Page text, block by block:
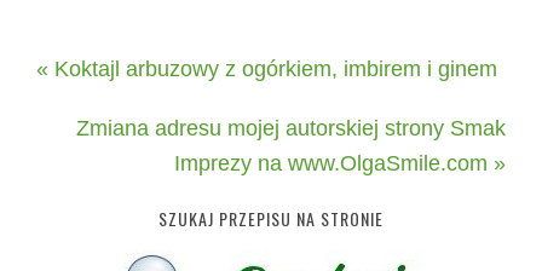
« Koktajl arbuzowy z ogórkiem, imbirem i ginem
Zmiana adresu mojej autorskiej strony Smak
Imprezy na www.OlgaSmile.com »
SZUKAJ PRZEPISU NA STRONIE